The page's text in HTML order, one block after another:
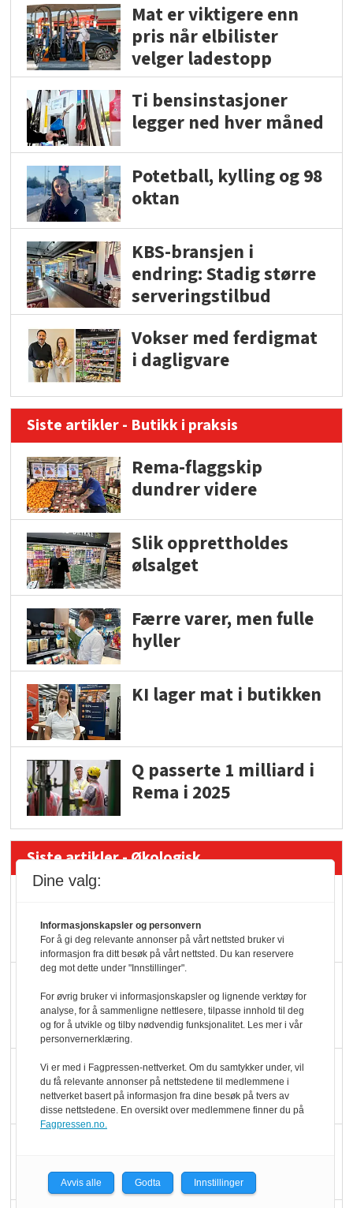
Mat er viktigere enn
pris når elbilister
velger ladestopp
Ti bensinstasjoner
legger ned hver måned
Potetball, kylling og 98
oktan
KBS-bransjen i
endring: Stadig større
serveringstilbud
Vokser med ferdigmat
i dagligvare
Siste artikler - Butikk i praksis
Rema-flaggskip
dundrer videre
Slik opprettholdes
ølsalget
Færre varer, men fulle
hyller
KI lager mat i butikken
Q passerte 1 milliard i
Rema i 2025
Siste artikler - Økologisk
yoghurt: Trues av
melkemangel
Marit Kolby vant
Økologisk Norge sin
hederspris
Blir enklere å velge
økologisk i butikkhylla
med å få tak i nok melk
Dine valg:
Informasjonskapsler og personvern
For å gi deg relevante annonser på vårt nettsted bruker vi
informasjon fra ditt besøk på vårt nettsted. Du kan reservere
deg mot dette under "Innstillinger".
For øvrig bruker vi informasjonskapsler og lignende verktøy for
analyse, for å sammenligne nettlesere, tilpasse innhold til deg
og for å utvikle og tilby nødvendig funksjonalitet. Les mer i vår
personvernerklæring.
Vi er med i Fagpressen-nettverket. Om du samtykker under, vil
du få relevante annonser på nettstedene til medlemmene i
nettverket basert på informasjon fra dine besøk på tvers av
disse nettstedene. En oversikt over medlemmene finner du på
Fagpressen.no.
Avvis alle Godta Innstillinger